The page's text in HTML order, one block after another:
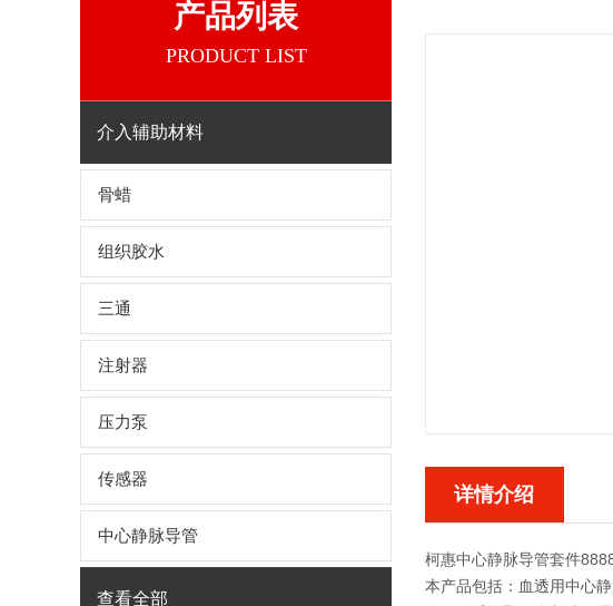
产品列表
PRODUCT LIST
介入辅助材料
骨蜡
组织胶水
三通
注射器
压力泵
传感器
中心静脉导管
查看全部
详情介绍
柯惠中心静脉导管套件
本产品包括：血透用中心